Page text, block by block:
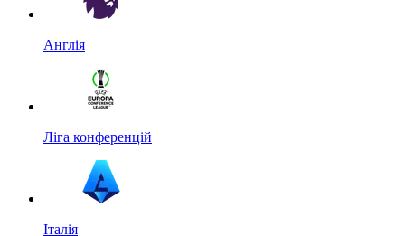
Англія
Ліга конференцій
Італія